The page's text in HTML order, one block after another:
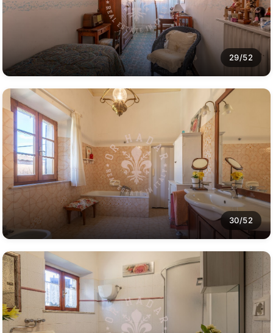
29/52
30/52